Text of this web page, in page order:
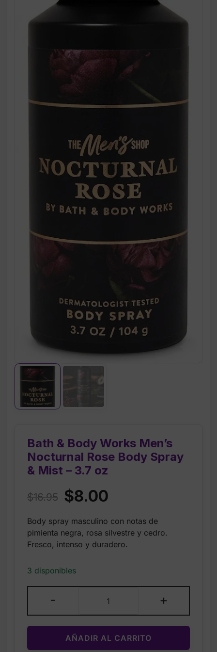
Bath & Body Works Men’s
Nocturnal Rose Body Spray
& Mist – 3.7 oz
$16.95 Original
was:
$16.95.
$8.00
is:
$8.00.
Body spray masculino con notas de
pimienta negra, rosa silvestre y cedro.
Fresco, intenso y duradero.
3 disponibles
-
&
Body
Works
Men’s
+
AÑADIR AL CARRITO